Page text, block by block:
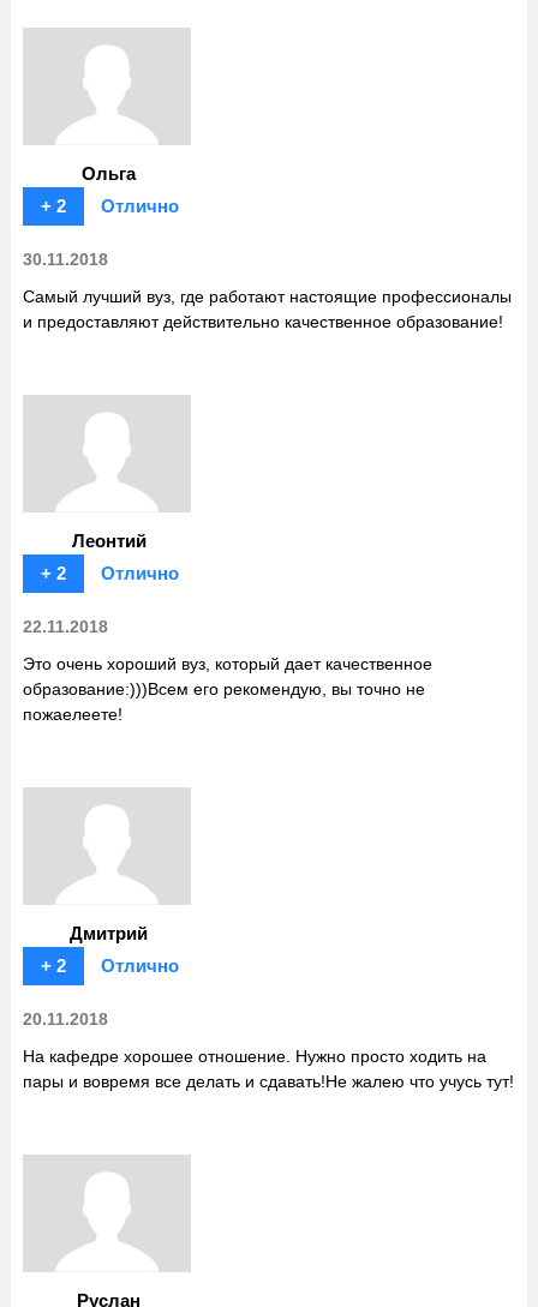
Ольга
+ 2
Отлично
30.11.2018
Самый лучший вуз, где работают настоящие профессионалы
и предоставляют действительно качественное образование!
Леонтий
+ 2
Отлично
22.11.2018
Это очень хороший вуз, который дает качественное
образование:)))Всем его рекомендую, вы точно не
пожаелеете!
Дмитрий
+ 2
Отлично
20.11.2018
На кафедре хорошее отношение. Нужно просто ходить на
пары и вовремя все делать и сдавать!Не жалею что учусь тут!
Руслан